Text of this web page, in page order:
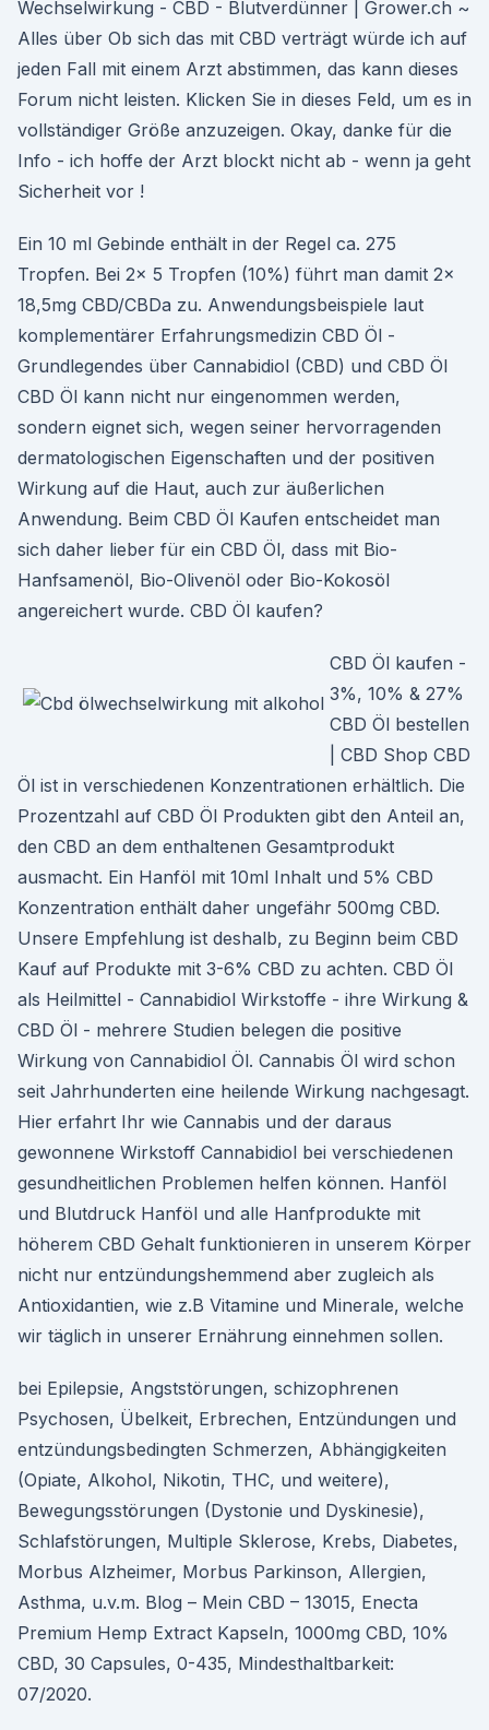
Wechselwirkung - CBD - Blutverdünner | Grower.ch ~
Alles über Ob sich das mit CBD verträgt würde ich auf
jeden Fall mit einem Arzt abstimmen, das kann dieses
Forum nicht leisten. Klicken Sie in dieses Feld, um es in
vollständiger Größe anzuzeigen. Okay, danke für die
Info - ich hoffe der Arzt blockt nicht ab - wenn ja geht
Sicherheit vor !
Ein 10 ml Gebinde enthält in der Regel ca. 275
Tropfen. Bei 2x 5 Tropfen (10%) führt man damit 2x
18,5mg CBD/CBDa zu. Anwendungsbeispiele laut
komplementärer Erfahrungsmedizin CBD Öl -
Grundlegendes über Cannabidiol (CBD) und CBD Öl
CBD Öl kann nicht nur eingenommen werden,
sondern eignet sich, wegen seiner hervorragenden
dermatologischen Eigenschaften und der positiven
Wirkung auf die Haut, auch zur äußerlichen
Anwendung. Beim CBD Öl Kaufen entscheidet man
sich daher lieber für ein CBD Öl, dass mit Bio-
Hanfsamenöl, Bio-Olivenöl oder Bio-Kokosöl
angereichert wurde. CBD Öl kaufen?
CBD Öl kaufen -
3%, 10% & 27%
CBD Öl bestellen
| CBD Shop CBD
Öl ist in verschiedenen Konzentrationen erhältlich. Die
Prozentzahl auf CBD Öl Produkten gibt den Anteil an,
den CBD an dem enthaltenen Gesamtprodukt
ausmacht. Ein Hanföl mit 10ml Inhalt und 5% CBD
Konzentration enthält daher ungefähr 500mg CBD.
Unsere Empfehlung ist deshalb, zu Beginn beim CBD
Kauf auf Produkte mit 3-6% CBD zu achten. CBD Öl
als Heilmittel - Cannabidiol Wirkstoffe - ihre Wirkung &
CBD Öl - mehrere Studien belegen die positive
Wirkung von Cannabidiol Öl. Cannabis Öl wird schon
seit Jahrhunderten eine heilende Wirkung nachgesagt.
Hier erfahrt Ihr wie Cannabis und der daraus
gewonnene Wirkstoff Cannabidiol bei verschiedenen
gesundheitlichen Problemen helfen können. Hanföl
und Blutdruck Hanföl und alle Hanfprodukte mit
höherem CBD Gehalt funktionieren in unserem Körper
nicht nur entzündungshemmend aber zugleich als
Antioxidantien, wie z.B Vitamine und Minerale, welche
wir täglich in unserer Ernährung einnehmen sollen.
bei Epilepsie, Angststörungen, schizophrenen
Psychosen, Übelkeit, Erbrechen, Entzündungen und
entzündungsbedingten Schmerzen, Abhängigkeiten
(Opiate, Alkohol, Nikotin, THC, und weitere),
Bewegungsstörungen (Dystonie und Dyskinesie),
Schlafstörungen, Multiple Sklerose, Krebs, Diabetes,
Morbus Alzheimer, Morbus Parkinson, Allergien,
Asthma, u.v.m. Blog – Mein CBD – 13015, Enecta
Premium Hemp Extract Kapseln, 1000mg CBD, 10%
CBD, 30 Capsules, 0-435, Mindesthaltbarkeit:
07/2020.